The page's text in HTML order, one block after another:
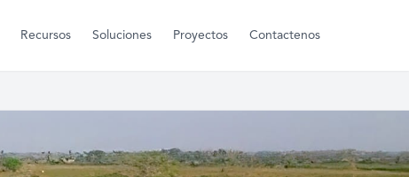
Recursos Soluciones Proyectos Contactenos